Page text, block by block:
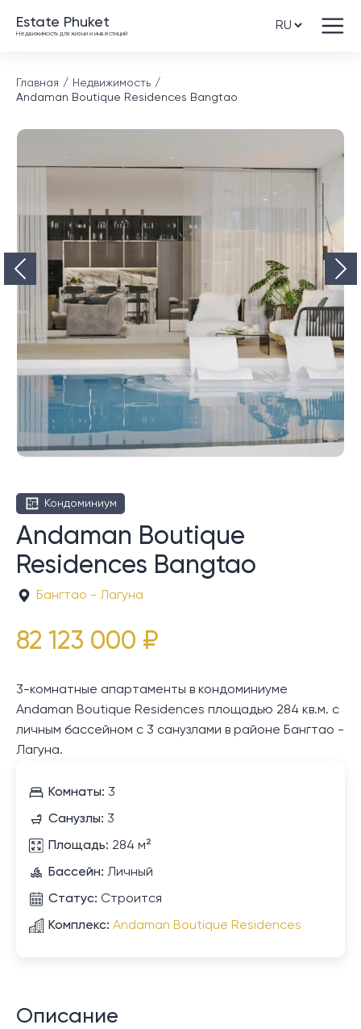
Estate Phuket
Недвижимость для жизни и инвестиций
Главная
Недвижимость
Andaman Boutique Residences Bangtao
Кондоминиум
Andaman Boutique
Residences Bangtao
Бангтао - Лагуна
82 123 000 ₽
3-комнатные апартаменты в кондоминиуме
Andaman Boutique Residences площадью 284 кв.м. с
личным бассейном с 3 санузлами в районе Бангтао -
Лагуна.
Комнаты: 3
Санузлы: 3
Площадь: 284 м²
Бассейн: Личный
Статус: Строится
Комплекс: Andaman Boutique Residences
Описание